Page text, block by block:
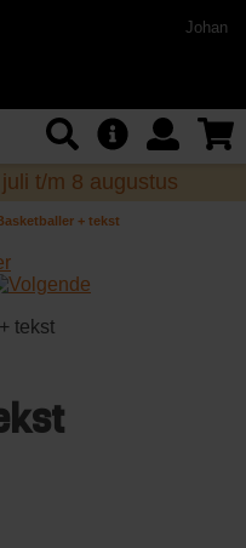
Johan
t/m 8 augustus
+ tekst